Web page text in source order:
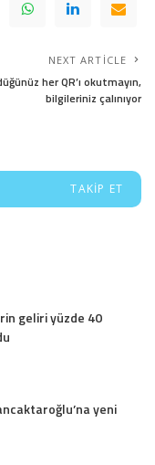
NEXT ARTICLE
her QR’ı okutmayın,
bilgileriniz çalınıyor
TAKIP ET
geliri yüzde 40
yeni